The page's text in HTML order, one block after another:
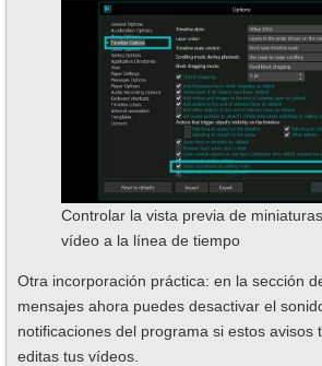
Controlar la vista previa de
vídeo a la línea de tiempo
Otra incorporación práctica: en la sección
mensajes ahora puedes desactivar el
notificaciones del programa si estos avisos
editas tus vídeos.